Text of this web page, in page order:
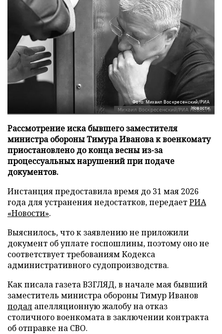
Фото: Михаил Воскресенский/РИА
Новости
Рассмотрение иска бывшего заместителя
министра обороны Тимура Иванова к военкомату
приостановлено до конца весны из-за
процессуальных нарушений при подаче
документов.
Инстанция предоставила время до 31 мая 2026
года для устранения недостатков, передаетРИА
«Новости».
Выяснилось, что к заявлению не приложили
документ об уплате госпошлины, поэтому оно не
соответствует требованиям Кодекса
административного судопроизводства.
Как писала газета ВЗГЛЯД, в начале мая бывший
заместитель министра обороны Тимур Иванов
подал апелляционную жалобу на отказ
столичного военкомата в заключении контракта
об отправке на СВО.